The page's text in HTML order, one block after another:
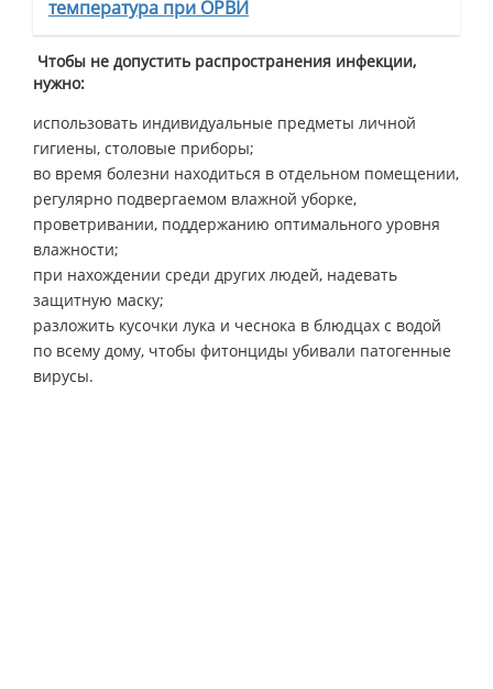
температура при ОРВИ
Чтобы не допустить распространения инфекции,
нужно:
использовать индивидуальные предметы личной
гигиены, столовые приборы;
во время болезни находиться в отдельном помещении,
регулярно подвергаемом влажной уборке,
проветривании, поддержанию оптимального уровня
влажности;
при нахождении среди других людей, надевать
защитную маску;
разложить кусочки лука и чеснока в блюдцах с водой
по всему дому, чтобы фитонциды убивали патогенные
вирусы.